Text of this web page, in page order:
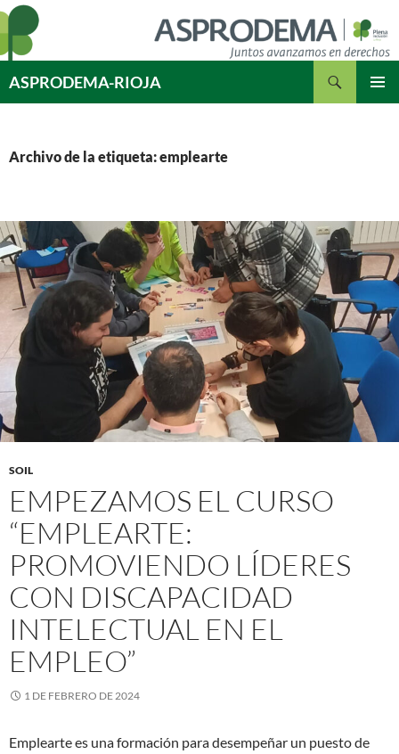
Saltar
al
contenido
ASPRODEMA-RIOJA
Archivo de la etiqueta: emplearte
SOIL
EMPEZAMOS EL CURSO
“EMPLEARTE:
PROMOVIENDO LÍDERES
CON DISCAPACIDAD
INTELECTUAL EN EL
EMPLEO”
1 DE FEBRERO DE 2024
Emplearte es una formación para desempeñar un puesto de